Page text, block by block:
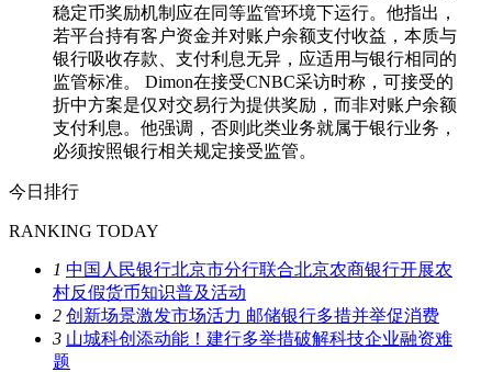
稳定币奖励机制应在同等监管环境下运行。他指出，
若平台持有客户资金并对账户余额支付收益，本质与
银行吸收存款、支付利息无异，应适用与银行相同的
监管标准。 Dimon在接受CNBC采访时称，可接受的
折中方案是仅对交易行为提供奖励，而非对账户余额
支付利息。他强调，否则此类业务就属于银行业务，
必须按照银行相关规定接受监管。
今日排行
RANKING TODAY
1 中国人民银行北京市分行联合北京农商银行开展农
村反假货币知识普及活动
2 创新场景激发市场活力 邮储银行多措并举促消费
3 山城科创添动能！建行多举措破解科技企业融资难
题